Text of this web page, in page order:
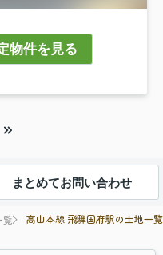
物件を見る
まとめてお問い合わせ
覧 高山本線 飛騨国府駅の土地一覧